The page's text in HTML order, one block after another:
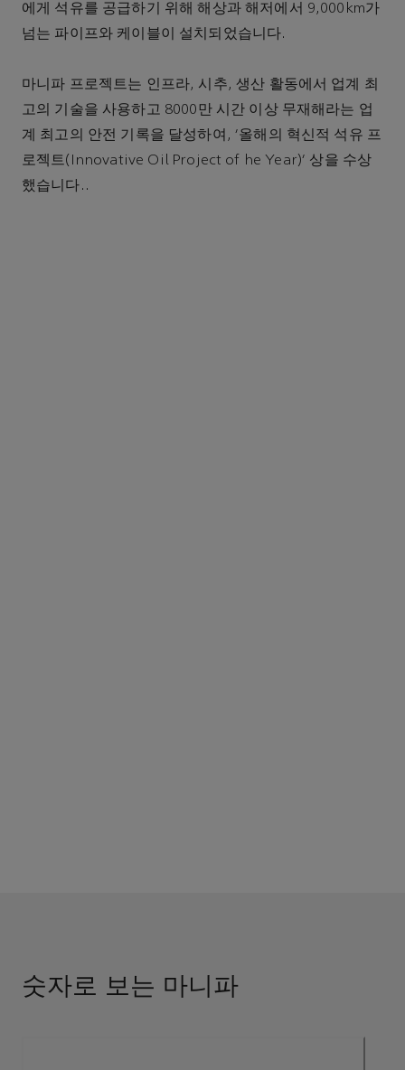
에게 석유를 공급하기 위해 해상과 해저에서 9,000km가
넘는 파이프와 케이블이 설치되었습니다.
마니파 프로젝트는 인프라, 시추, 생산 활동에서 업계 최
고의 기술을 사용하고 8000만 시간 이상 무재해라는 업
계 최고의 안전 기록을 달성하여, '올해의 혁신적 석유 프
로젝트(Innovative Oil Project of he Year)' 상을 수상
했습니다..
숫자로 보는 마니파